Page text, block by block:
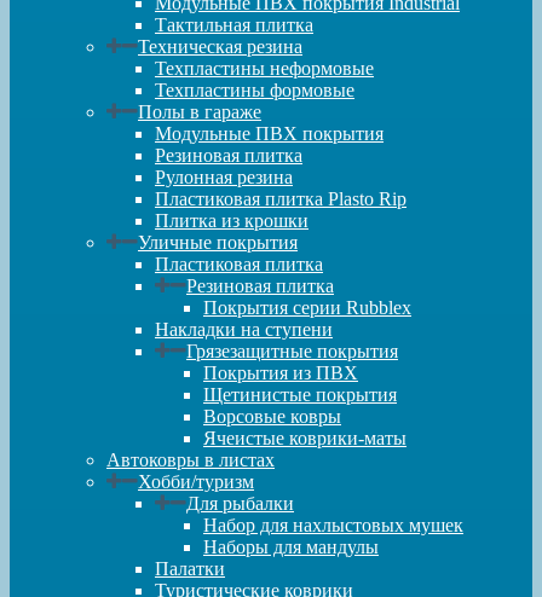
Тактильная плитка
Техническая резина
Техпластины неформовые
Техпластины формовые
Полы в гараже
Модульные ПВХ покрытия
Резиновая плитка
Рулонная резина
Пластиковая плитка Plasto Rip
Плитка из крошки
Уличные покрытия
Пластиковая плитка
Резиновая плитка
Покрытия серии Rubblex
Накладки на ступени
Грязезащитные покрытия
Покрытия из ПВХ
Щетинистые покрытия
Ворсовые ковры
Ячеистые коврики-маты
Автоковры в листах
Хобби/туризм
Для рыбалки
Набор для нахлыстовых мушек
Наборы для мандулы
Палатки
Туристические коврики